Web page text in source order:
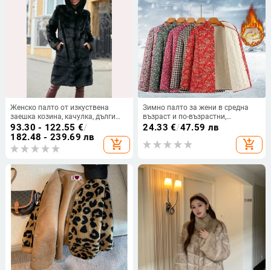
Женско палто от изкуствена
заешка козина, качулка, дълги
ръкави, средна дължина,
британски стил
93.30 - 122.55 €/
182.48 - 239.69 лв
add_shopping_cart
Зимно палто за жени в средна
възраст и по-възрастни,
удебелена копринено‑памучна
изолация, свободен крой, топло
външно палто
24.33 €/47.59 лв
add_shopping_cart